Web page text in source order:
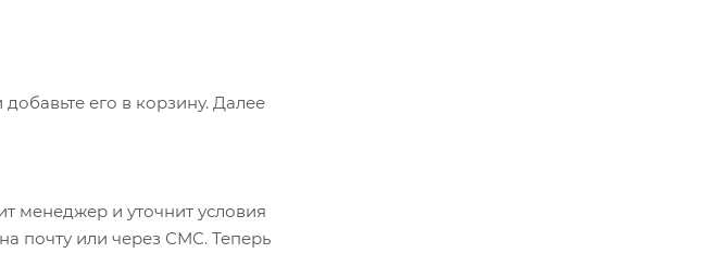
его в корзину. Далее
менеджер и уточнит условия
почту или через СМС. Теперь